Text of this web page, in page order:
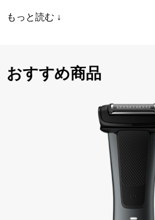
もっと読む ↓
おすすめ商品